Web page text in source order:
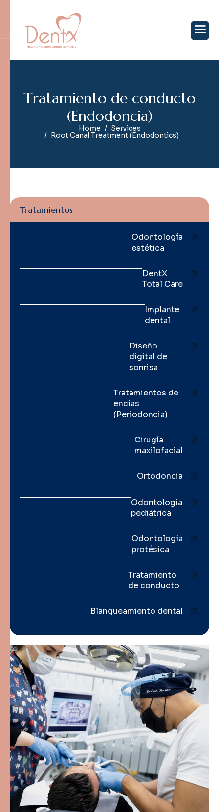
Tratamiento de conducto
(Endodoncia)
Home Services
Root Canal Treatment (Endodontics)
Tratamientos
Odontología
estética
DentX
Total Care
Implante
dental
Diseño
digital de
sonrisa
Tratamientos de
encías
(Periodoncia)
Cirugía
maxilofacial
Ortodoncia
Odontología
pediátrica
Odontología
protésica
Tratamiento
de conducto
Blanqueamiento dental